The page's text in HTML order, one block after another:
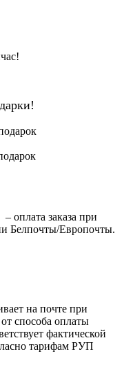
оплата заказа при
Белпочты/Европочты.
на почте при
способа оплаты
фактической
тарифам РУП